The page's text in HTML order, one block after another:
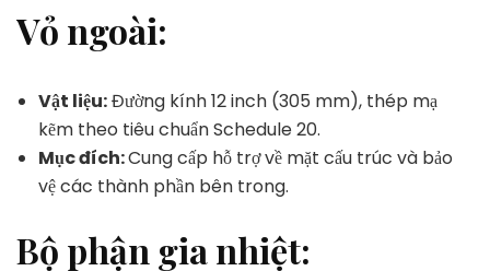
Vỏ ngoài:
Vật liệu:Đường kính 12 inch (305 mm), thép mạ
kẽm theo tiêu chuẩn Schedule 20.
Mục đích:Cung cấp hỗ trợ về mặt cấu trúc và bảo
vệ các thành phần bên trong.
Bộ phận gia nhiệt: